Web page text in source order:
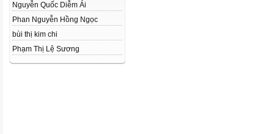
Nguyễn Quốc Diễm Ái
Phan Nguyễn Hồng Ngọc
bùi thị kim chi
Phạm Thị Lệ Sương